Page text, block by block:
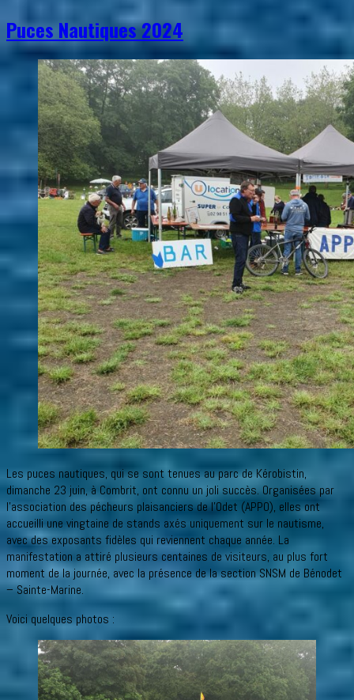
Puces Nautiques 2024
Les puces nautiques, qui se sont tenues au parc de Kérobistin,
dimanche 23 juin, à Combrit, ont connu un joli succès. Organisées par
l’association des pécheurs plaisanciers de l’Odet (APPO), elles ont
accueilli une vingtaine de stands axés uniquement sur le nautisme,
avec des exposants fidèles qui reviennent chaque année. La
manifestation a attiré plusieurs centaines de visiteurs, au plus fort
moment de la journée, avec la présence de la section SNSM de Bénodet
– Sainte-Marine.
Voici quelques photos :